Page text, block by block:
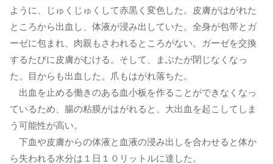
ように、じゅくじゅくして赤黒く変色した。皮膚がはがれた
ところから出血し、体液が浸み出していた。全身が包帯とガ
ーゼに包まれ、肉親もさわれるところがない。ガーゼを交換
するたびに皮膚がむける。そして、まぶたが閉じなくなっ
た。目からも出血した。爪もはがれ落ちた。
出血を止める働きのある血小板を作ることができなくなっ
ているため、腸の粘膜がはがれると、大出血を起こしてしま
う可能性が高い。
下血や皮膚からの体液と血液の浸み出しを合わせると体か
ら失われる水分は１日１０リットルに達した。